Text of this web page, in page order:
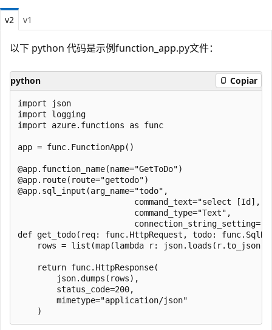
v2 v1
以下 python 代码是示例function_app.py文件：
python Copiar
import json
import logging
import azure.functions as func
app = func.FunctionApp()
@app.function_name(name="GetToDo")
@app.route(route="gettodo")
@app.sql_input(arg_name="todo",
command_text="select [Id],
                        command_type="Text",
def get_todo(req: func.HttpRequest, todo:
rows = list(map(lambda r:
    return func.HttpResponse(
        json.dumps(rows),
        status_code=200,
        mimetype="application/json"